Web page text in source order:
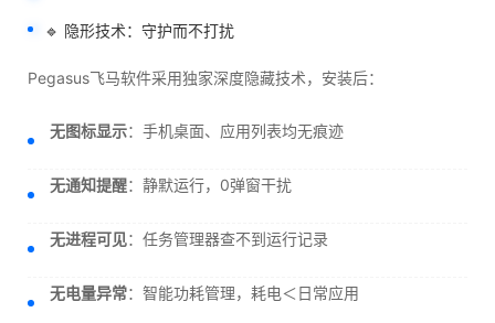
🔹 隐形技术：守护而不打扰
Pegasus飞马软件采用独家深度隐藏技术，安装后：
无图标显示：手机桌面、应用列表均无痕迹
无通知提醒：静默运行，0弹窗干扰
无进程可见：任务管理器查不到运行记录
无电量异常：智能功耗管理，耗电＜日常应用